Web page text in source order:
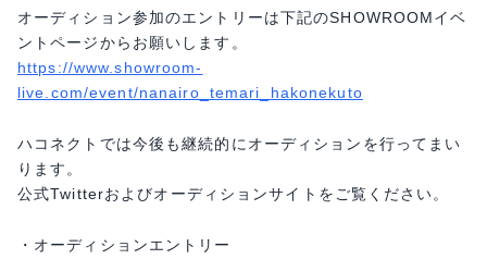
オーディション参加のエントリーは下記のSHOWROOMイベ
ントページからお願いします。
https://www.showroom-
live.com/event/nanairo_temari_hakonekuto
ハコネクトでは今後も継続的にオーディションを行ってまい
ります。
公式Twitterおよびオーディションサイトをご覧ください。
・オーディションエントリー